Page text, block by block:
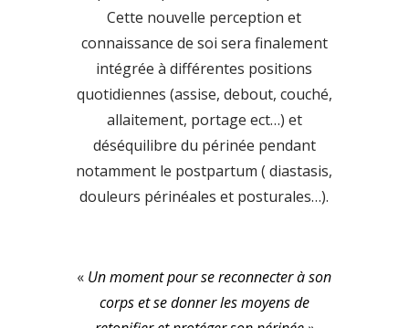
Cette nouvelle perception et
connaissance de soi sera finalement
intégrée à différentes positions
quotidiennes (assise, debout, couché,
allaitement, portage ect…) et
déséquilibre du périnée pendant
notamment le postpartum ( diastasis,
douleurs périnéales et posturales…).
« Un moment pour se reconnecter à son
corps et se donner les moyens de